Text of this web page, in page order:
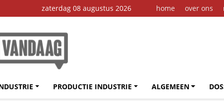
zaterdag 08 augustus 2026 home over ons
PRODUCTIE INDUSTRIE ALGEMEEN